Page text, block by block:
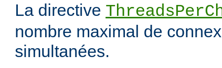
La directive
nombre maximal de
simultanées.